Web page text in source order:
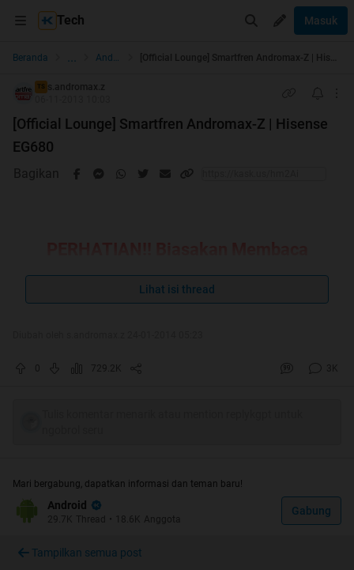
Tech Masuk
Beranda ... Android
TS s.andromax.z
[Official Lounge] Smartfren Andromax-Z | Hisense
EG680
Bagikan
Bagian FAQdanTIPS & TRICKTerlebih
Dahulu Sebelum Bertanya
Lihat isi thread
0 729.2K 3K
Mari bergabung, dapatkan informasi dan teman baru!
Android
29.7K Thread • 18.6K Anggota
Gabung
Tampilkan semua post